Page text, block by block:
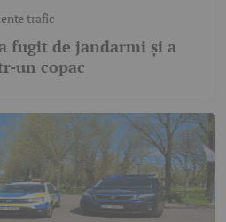
trafic
fugit de jandarmi și a
un copac